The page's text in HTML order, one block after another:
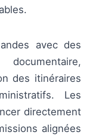
avec des
des itinéraires
Les
directement
alignées